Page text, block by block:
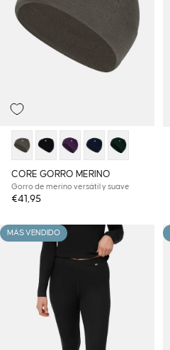
CORE GORRO MERINO
Gorro de merino versátil y suave
€41,95
MÁS VENDIDO